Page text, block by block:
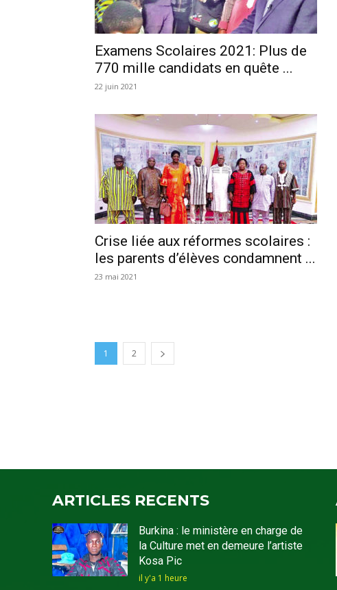
Examens Scolaires 2021: Plus de
770 mille candidats en quête ...
22 juin 2021
Crise liée aux réformes scolaires :
les parents d’élèves condamnent ...
23 mai 2021
1 2
ARTICLES RECENTS
Burkina : le ministère en charge de
la Culture met en demeure l’artiste
Kosa Pic
il y'a 1 heure